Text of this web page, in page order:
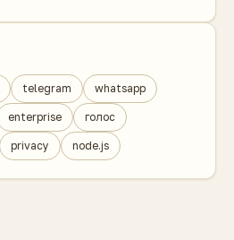
telegram whatsapp
enterprise голос
privacy node.js